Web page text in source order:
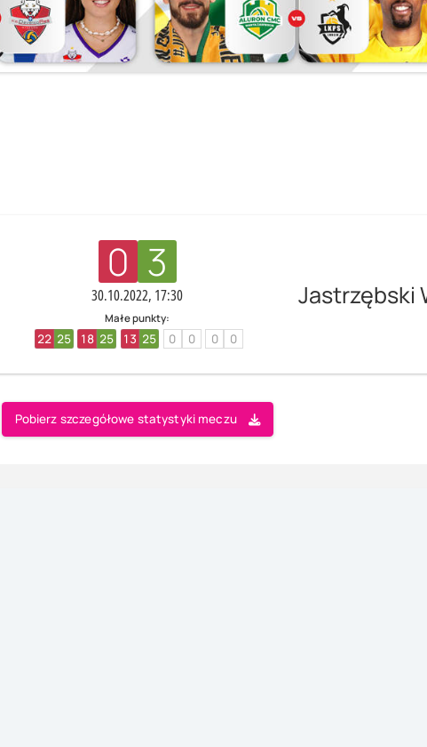
0 3
30.10.2022, 17:30
Małe punkty:
22 25 18 25 13 25 0 0 0 0
Jastrzębski
Pobierz szczegółowe statystyki meczu